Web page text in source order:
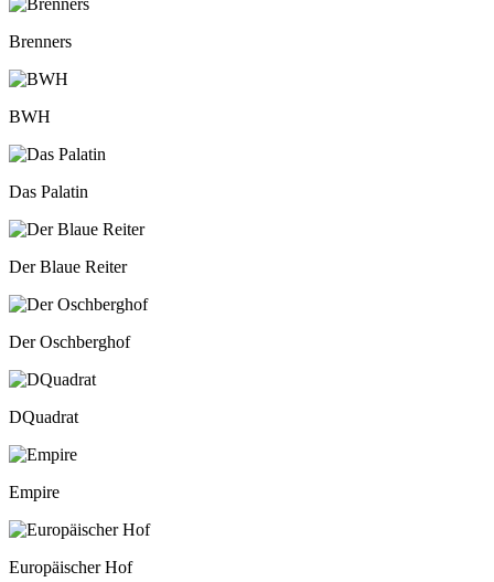
Brenners
BWH
Das Palatin
Der Blaue Reiter
Der Oschberghof
DQuadrat
Empire
Europäischer Hof